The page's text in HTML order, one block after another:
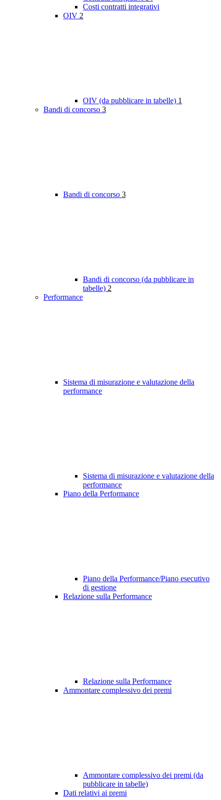
Costi contratti integrativi
OIV 2
OIV (da pubblicare in tabelle) 1
Bandi di concorso 3
Bandi di concorso 3
Bandi di concorso (da pubblicare in
tabelle) 2
Performance
Sistema di misurazione e valutazione della
performance
Sistema di misurazione e valutazione della
performance
Piano della Performance
Piano della Performance/Piano esecutivo
di gestione
Relazione sulla Performance
Relazione sulla Performance
Ammontare complessivo dei premi
Ammontare complessivo dei premi (da
pubblicare in tabelle)
Dati relativi ai premi